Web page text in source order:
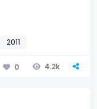
2011
0 4.2k